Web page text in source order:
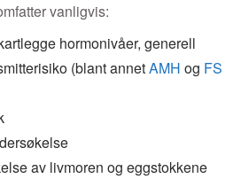
vanligvis:
hormonivåer, generell
(blant annetAMH og FS
av livmoren og eggstokkene